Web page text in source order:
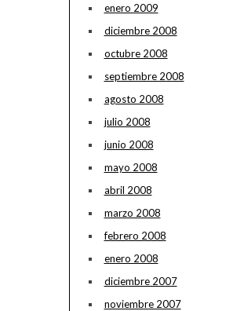
enero 2009
diciembre 2008
octubre 2008
septiembre 2008
agosto 2008
julio 2008
junio 2008
mayo 2008
abril 2008
marzo 2008
febrero 2008
enero 2008
diciembre 2007
noviembre 2007